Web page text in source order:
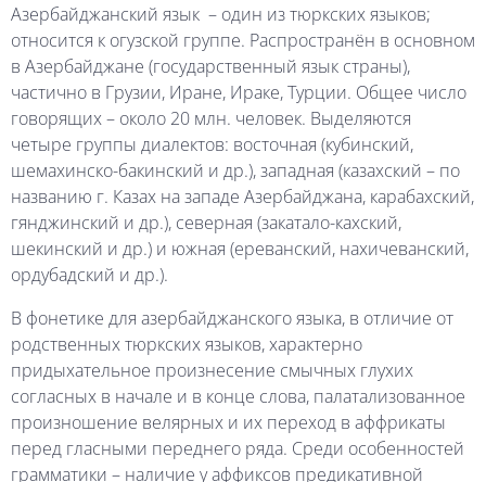
Азербайджанский язык – один из тюркских языков;
относится к огузской группе. Распространён в основном
в Азербайджане (государственный язык страны),
частично в Грузии, Иране, Ираке, Турции. Общее число
говорящих – около 20 млн. человек. Выделяются
четыре группы диалектов: восточная (кубинский,
шемахинско-бакинский и др.), западная (казахский – по
названию г. Казах на западе Азербайджана, карабахский,
гянджинский и др.), северная (закатало-кахский,
шекинский и др.) и южная (ереванский, нахичеванский,
ордубадский и др.).
В фонетике для азербайджанского языка, в отличие от
родственных тюркских языков, характерно
придыхательное произнесение смычных глухих
согласных в начале и в конце слова, палатализованное
произношение велярных и их переход в аффрикаты
перед гласными переднего ряда. Среди особенностей
грамматики – наличие у аффиксов предикативной